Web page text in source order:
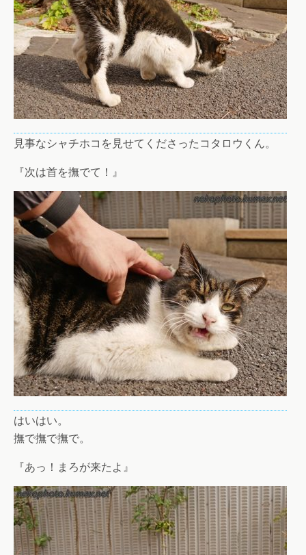
見事なシャチホコを見せてくださったコタロウくん。
『次は首を撫でて！』
はいはい。
撫で撫で撫で。
『あっ！まろが来たよ』